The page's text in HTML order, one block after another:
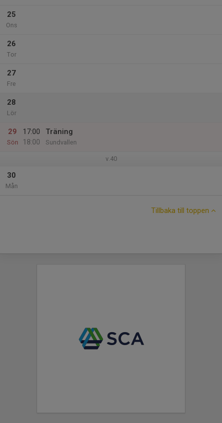
25
Ons
26
Tor
27
Fre
28
Lör
29
Sön
17:00
18:00
Träning
Sundvallen
v.40
30
Mån
Tillbaka till toppen